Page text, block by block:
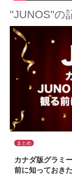
"JUNOS"の
まとめ
カナダ版グラミ
前に知っておき